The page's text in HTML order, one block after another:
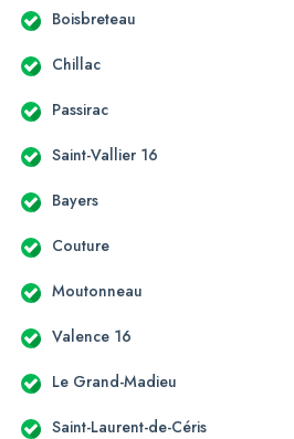
Boisbreteau
Chillac
Passirac
Saint-Vallier 16
Bayers
Couture
Moutonneau
Valence 16
Le Grand-Madieu
Saint-Laurent-de-Céris